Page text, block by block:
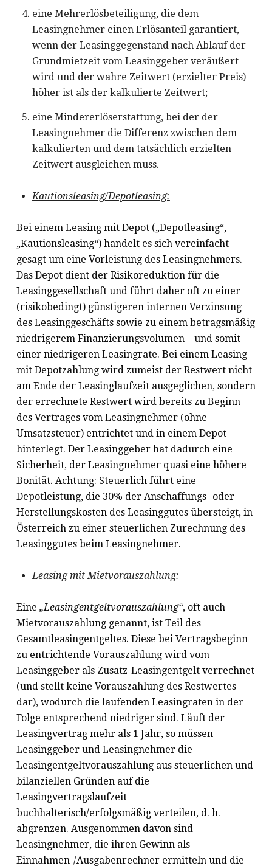
eine Mehrerlösbeteiligung, die dem
Leasingnehmer einen Erlösanteil garantiert,
wenn der Leasinggegenstand nach Ablauf der
Grundmietzeit vom Leasinggeber veräußert
wird und der wahre Zeitwert (erzielter Preis)
höher ist als der kalkulierte Zeitwert;
eine Mindererlöserstattung, bei der der
Leasingnehmer die Differenz zwischen dem
kalkulierten und dem tatsächlich erzielten
Zeitwert ausgleichen muss.
Kautionsleasing/Depotleasing:
Bei einem Leasing mit Depot („Depotleasing“,
„Kautionsleasing“) handelt es sich vereinfacht
gesagt um eine Vorleistung des Leasingnehmers.
Das Depot dient der Risikoreduktion für die
Leasinggesellschaft und führt daher oft zu einer
(risikobedingt) günstigeren internen Verzinsung
des Leasinggeschäfts sowie zu einem betragsmäßig
niedrigerem Finanzierungsvolumen – und somit
einer niedrigeren Leasingrate. Bei einem Leasing
mit Depotzahlung wird zumeist der Restwert nicht
am Ende der Leasinglaufzeit ausgeglichen, sondern
der errechnete Restwert wird bereits zu Beginn
des Vertrages vom Leasingnehmer (ohne
Umsatzsteuer) entrichtet und in einem Depot
hinterlegt. Der Leasinggeber hat dadurch eine
Sicherheit, der Leasingnehmer quasi eine höhere
Bonität. Achtung: Steuerlich führt eine
Depotleistung, die 30% der Anschaffungs- oder
Herstellungskosten des Leasinggutes übersteigt, in
Österreich zu einer steuerlichen Zurechnung des
Leasinggutes beim Leasingnehmer.
Leasing mit Mietvorauszahlung:
Eine „Leasingentgeltvorauszahlung“, oft auch
Mietvorauszahlung genannt, ist Teil des
Gesamtleasingentgeltes. Diese bei Vertragsbeginn
zu entrichtende Vorauszahlung wird vom
Leasinggeber als Zusatz-Leasingentgelt verrechnet
(und stellt keine Vorauszahlung des Restwertes
dar), wodurch die laufenden Leasingraten in der
Folge entsprechend niedriger sind. Läuft der
Leasingvertrag mehr als 1 Jahr, so müssen
Leasinggeber und Leasingnehmer die
Leasingentgeltvorauszahlung aus steuerlichen und
bilanziellen Gründen auf die
Leasingvertragslaufzeit
buchhalterisch/erfolgsmäßig verteilen, d. h.
abgrenzen. Ausgenommen davon sind
Leasingnehmer, die ihren Gewinn als
Einnahmen-/Ausgabenrechner ermitteln und die